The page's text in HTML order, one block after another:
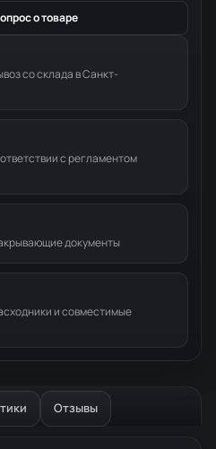
о товаре
со склада в Санкт-
с регламентом
документы
и совместимые
Отзывы